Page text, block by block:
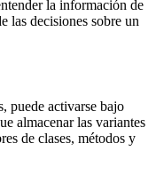
la información de
las decisiones sobre un
puede activarse bajo
almacenar las variantes
de clases, métodos y